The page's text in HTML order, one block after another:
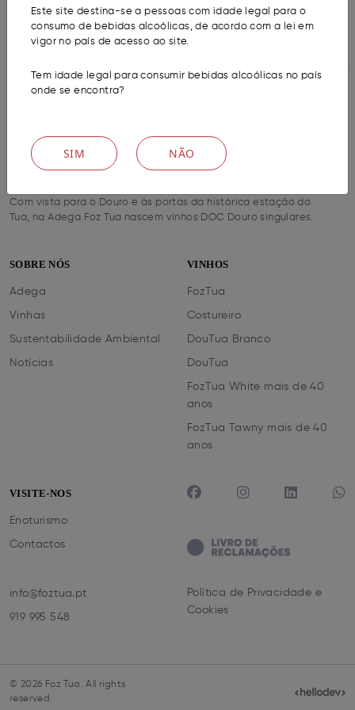
Este site destina-se a pessoas com idade legal para o
consumo de bebidas alcoólicas, de acordo com a lei em
vigor no país de acesso ao site.
Tem idade legal para consumir bebidas alcoólicas no país
onde se encontra?
SIM NÃO
MORE
Com vista para o Douro e às portas da histórica estação do
Tua, na Adega Foz Tua nascem vinhos DOC Douro singulares.
SOBRE NÓS
Adega
Vinhas
Sustentabilidade Ambiental
Notícias
VINHOS
FozTua
Costureiro
DouTua Branco
DouTua
FozTua White mais de 40
anos
FozTua Tawny mais de 40
anos
VISITE-NOS
Enoturismo
Contactos
info@foztua.pt
919 995 548
Política de Privacidade e
Cookies
© 2026 Foz Tua. All rights
reserved.